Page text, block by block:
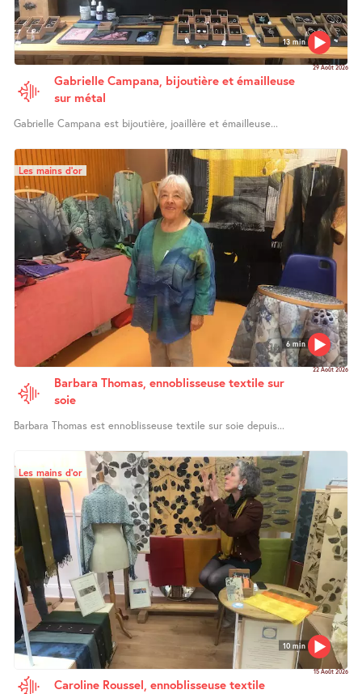
13 min
29 Août 2026
Gabrielle Campana, bijoutière et émailleuse
sur métal
Gabrielle Campana est bijoutière, joaillère et émailleuse...
6 min
Les mains d’or
22 Août 2026
Barbara Thomas, ennoblisseuse textile sur
soie
Barbara Thomas est ennoblisseuse textile sur soie depuis...
10 min
Les mains d’or
15 Août 2026
Caroline Roussel, ennoblisseuse textile